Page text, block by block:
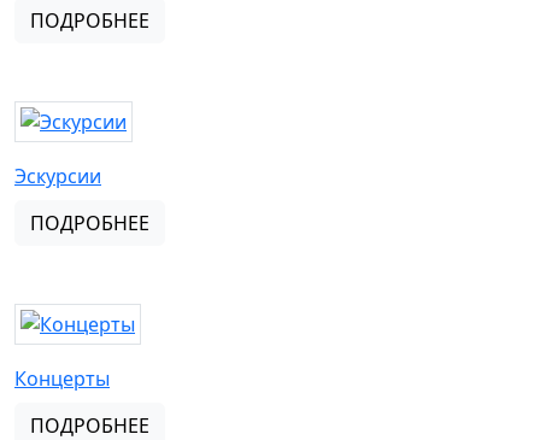
ПОДРОБНЕЕ
Эскурсии
ПОДРОБНЕЕ
Концерты
ПОДРОБНЕЕ